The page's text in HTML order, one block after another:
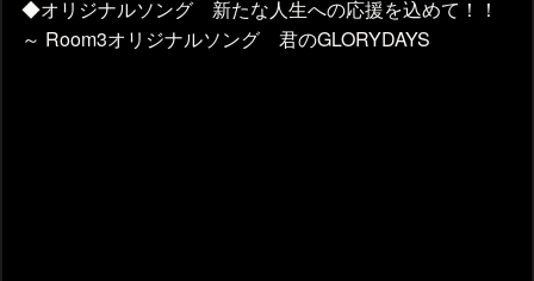
◆オリジナルソング 新たな人生への応援を込めて！！
～ Room3オリジナルソング 君のGLORYDAYS